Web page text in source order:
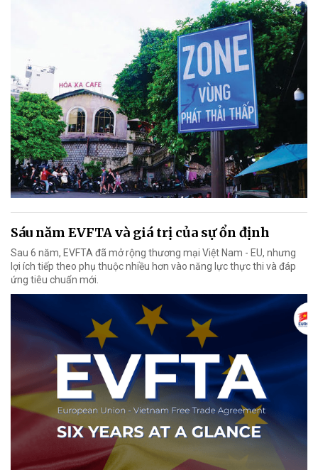
Sáu năm EVFTA và giá trị của sự ổn định
Sau 6 năm, EVFTA đã mở rộng thương mại Việt Nam - EU, nhưng
lợi ích tiếp theo phụ thuộc nhiều hơn vào năng lực thực thi và đáp
ứng tiêu chuẩn mới.